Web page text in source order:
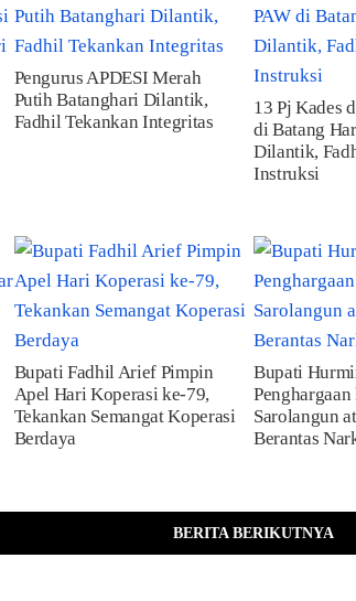
Pengurus APDESI Merah
Putih Batanghari Dilantik,
Fadhil Tekankan Integritas
13 Pj Kades
di Batang
Dilantik,
Instruksi
Bupati Fadhil Arief Pimpin
Apel Hari Koperasi ke-79,
Tekankan Semangat Koperasi
Berdaya
Bupati
Sarolangun
Berantas
BERITA BERIKUTNYA